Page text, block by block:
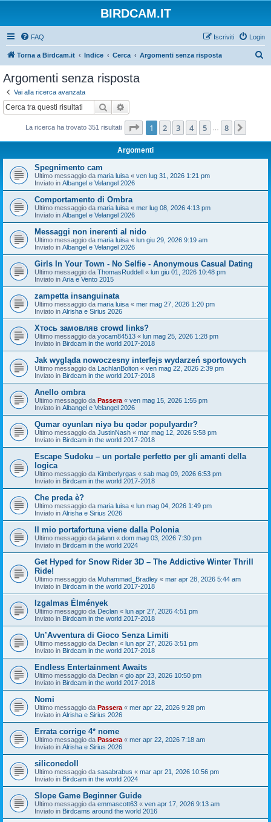
BIRDCAM.IT
FAQ Login
Iscriviti
Torna a Birdcam.it Indice Cerca Argomenti senza risposta
Argomenti senza risposta
Vai alla ricerca avanzata
Cerca
La ricerca ha trovato 351 risultati Pagina di
1 2 3 4 5 8
Argomenti
Spegnimento cam
Ultimo messaggio da maria luisa « ven lug 31, 2026 1:21 pm
Inviato in Albangel e Velangel 2026
Comportamento di Ombra
Ultimo messaggio da maria luisa « mer lug 08, 2026 4:13 pm
Inviato in Albangel e Velangel 2026
Messaggi non inerenti al nido
Ultimo messaggio da maria luisa « lun giu 29, 2026 9:19 am
Inviato in Albangel e Velangel 2026
Girls In Your Town - No Selfie - Anonymous Casual Dating
Ultimo messaggio da ThomasRuddell « lun giu 01, 2026 10:48 pm
Inviato in Aria e Vento 2015
zampetta insanguinata
Ultimo messaggio da maria luisa « mer mag 27, 2026 1:20 pm
Inviato in Alrisha e Sirius 2026
Хтось замовляв crowd links?
Ultimo messaggio da yocam84513 « lun mag 25, 2026 1:28 pm
Inviato in Birdcam in the world 2017-2018
Jak wygląda nowoczesny interfejs wydarzeń sportowych
Ultimo messaggio da LachlanBolton « ven mag 22, 2026 2:39 pm
Inviato in Birdcam in the world 2017-2018
Anello ombra
Ultimo messaggio da Passera « ven mag 15, 2026 1:55 pm
Inviato in Albangel e Velangel 2026
Qumar oyunları niyə bu qədər populyardır?
Ultimo messaggio da JustinNash « mar mag 12, 2026 5:58 pm
Inviato in Birdcam in the world 2017-2018
Escape Sudoku – un portale perfetto per gli amanti della
logica
Ultimo messaggio da Kimberlyrgas « sab mag 09, 2026 6:53 pm
Inviato in Birdcam in the world 2017-2018
Che preda è?
Ultimo messaggio da maria luisa « lun mag 04, 2026 1:49 pm
Inviato in Alrisha e Sirius 2026
Il mio portafortuna viene dalla Polonia
Ultimo messaggio da jalann « dom mag 03, 2026 7:30 pm
Inviato in Birdcam in the world 2024
Get Hyped for Snow Rider 3D – The Addictive Winter Thrill
Ride!
Ultimo messaggio da Muhammad_Bradley « mar apr 28, 2026 5:44 am
Inviato in Birdcam in the world 2017-2018
Izgalmas Élmények
Ultimo messaggio da Declan « lun apr 27, 2026 4:51 pm
Inviato in Birdcam in the world 2017-2018
Un’Avventura di Gioco Senza Limiti
Ultimo messaggio da Declan « lun apr 27, 2026 3:51 pm
Inviato in Birdcam in the world 2017-2018
Endless Entertainment Awaits
Ultimo messaggio da Declan « gio apr 23, 2026 10:50 pm
Inviato in Birdcam in the world 2017-2018
Nomi
Ultimo messaggio da Passera « mer apr 22, 2026 9:28 pm
Inviato in Alrisha e Sirius 2026
Errata corrige 4* nome
Ultimo messaggio da Passera « mer apr 22, 2026 7:18 am
Inviato in Alrisha e Sirius 2026
siliconedoll
Ultimo messaggio da sasabrabus « mar apr 21, 2026 10:56 pm
Inviato in Birdcam in the world 2024
Slope Game Beginner Guide
Ultimo messaggio da emmascott63 « ven apr 17, 2026 9:13 am
Inviato in Birdcams around the world 2016